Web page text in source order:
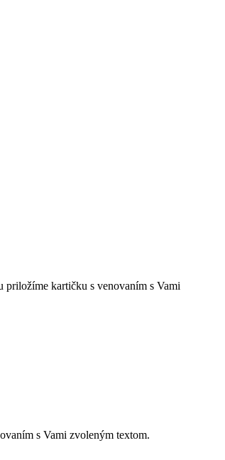
kartičku s venovaním s Vami
s Vami zvoleným textom.